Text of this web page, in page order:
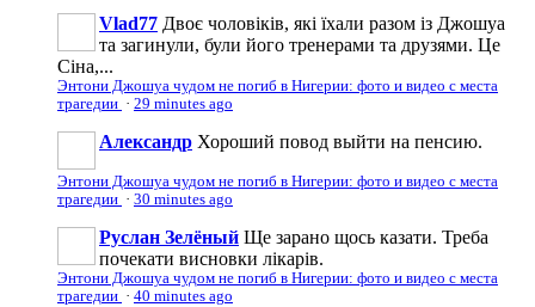
Vlad77 Двоє чоловіків, які їхали разом із Джошуа
та загинули, були його тренерами та друзями. Це
Сіна,...
Энтони Джошуа чудом не погиб в Нигерии: фото и видео с места
трагедии · 29 minutes ago
Александр Хороший повод выйти на пенсию.
Энтони Джошуа чудом не погиб в Нигерии: фото и видео с места
трагедии · 30 minutes ago
Руслан Зелёный Ще зарано щось казати. Треба
почекати висновки лікарів.
Энтони Джошуа чудом не погиб в Нигерии: фото и видео с места
трагедии · 40 minutes ago